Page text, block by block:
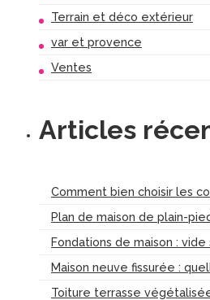
Terrain et déco extérieur
var et provence
Ventes
Articles
Comment bien choisir les
Plan de maison de plain-
Fondations de maison :
Maison neuve fissurée :
Toiture terrasse